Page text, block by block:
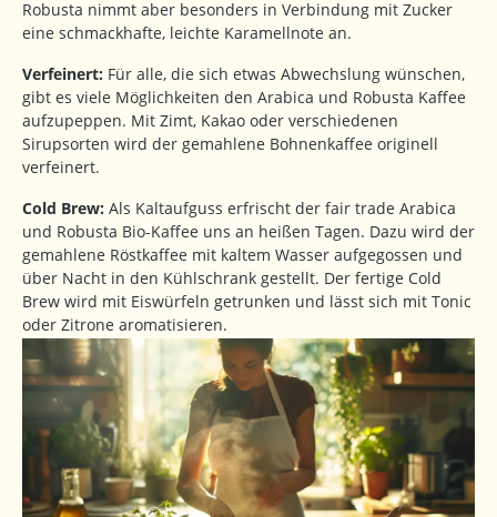
Robusta nimmt aber besonders in Verbindung mit Zucker
eine schmackhafte, leichte Karamellnote an.
Verfeinert: Für alle, die sich etwas Abwechslung wünschen,
gibt es viele Möglichkeiten den Arabica und Robusta Kaffee
aufzupeppen. Mit Zimt, Kakao oder verschiedenen
Sirupsorten wird der gemahlene Bohnenkaffee originell
verfeinert.
Cold Brew: Als Kaltaufguss erfrischt der fair trade Arabica
und Robusta Bio-Kaffee uns an heißen Tagen. Dazu wird der
gemahlene Röstkaffee mit kaltem Wasser aufgegossen und
über Nacht in den Kühlschrank gestellt. Der fertige Cold
Brew wird mit Eiswürfeln getrunken und lässt sich mit Tonic
oder Zitrone aromatisieren.